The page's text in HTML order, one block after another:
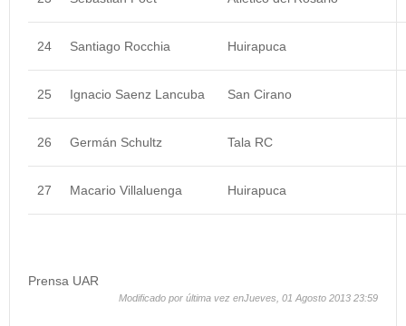
24 Santiago Rocchia Huirapuca
25 Ignacio Saenz Lancuba San Cirano
26 Germán Schultz Tala RC
27 Macario Villaluenga Huirapuca
Prensa UAR
Modificado por última vez enJueves, 01 Agosto 2013 23:59